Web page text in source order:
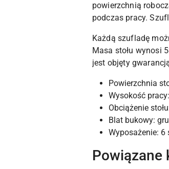
powierzchnią
podczas pracy.
Każdą szufladę
Masa stołu wynosi
jest objęty
Powierzchnia
Wysokość
Obciążenie
Blat bukowy:
Wyposażenie: 6
Powiązane